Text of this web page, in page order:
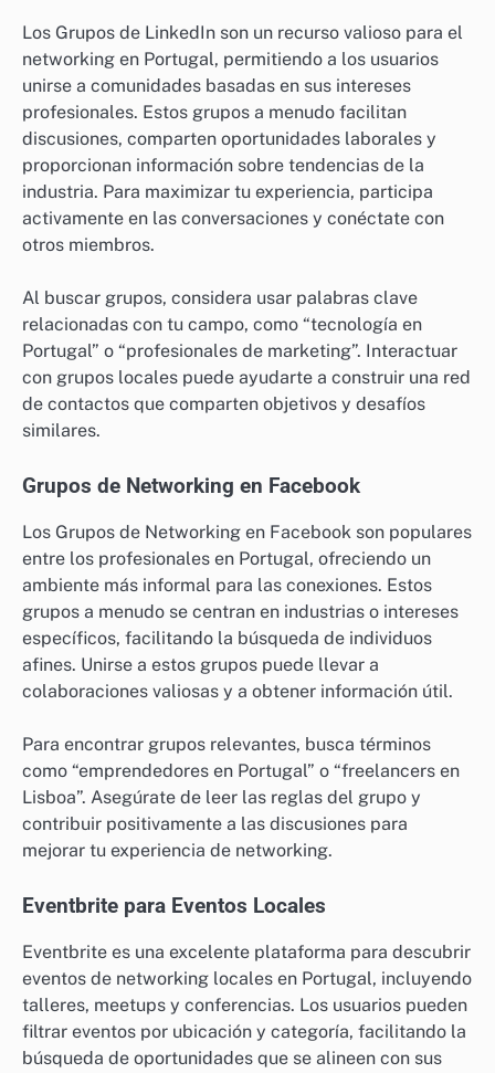
Los Grupos de LinkedIn son un recurso valioso para el
networking en Portugal, permitiendo a los usuarios
unirse a comunidades basadas en sus intereses
profesionales. Estos grupos a menudo facilitan
discusiones, comparten oportunidades laborales y
proporcionan información sobre tendencias de la
industria. Para maximizar tu experiencia, participa
activamente en las conversaciones y conéctate con
otros miembros.
Al buscar grupos, considera usar palabras clave
relacionadas con tu campo, como “tecnología en
Portugal” o “profesionales de marketing”. Interactuar
con grupos locales puede ayudarte a construir una red
de contactos que comparten objetivos y desafíos
similares.
Grupos de Networking en Facebook
Los Grupos de Networking en Facebook son populares
entre los profesionales en Portugal, ofreciendo un
ambiente más informal para las conexiones. Estos
grupos a menudo se centran en industrias o intereses
específicos, facilitando la búsqueda de individuos
afines. Unirse a estos grupos puede llevar a
colaboraciones valiosas y a obtener información útil.
Para encontrar grupos relevantes, busca términos
como “emprendedores en Portugal” o “freelancers en
Lisboa”. Asegúrate de leer las reglas del grupo y
contribuir positivamente a las discusiones para
mejorar tu experiencia de networking.
Eventbrite para Eventos Locales
Eventbrite es una excelente plataforma para descubrir
eventos de networking locales en Portugal, incluyendo
talleres, meetups y conferencias. Los usuarios pueden
filtrar eventos por ubicación y categoría, facilitando la
búsqueda de oportunidades que se alineen con sus